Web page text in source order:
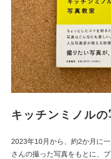
キッチンミノルの
2023年10月から、約2か月に
さんの撮った写真をもとに、